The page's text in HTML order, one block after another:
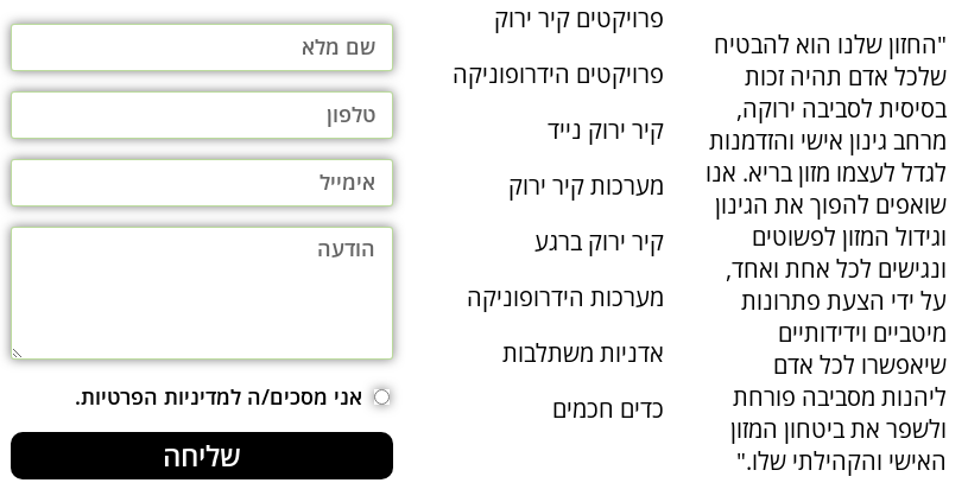
"החזון שלנו הוא להבטיח
שלכל אדם תהיה זכות
בסיסית לסביבה ירוקה,
מרחב גינון אישי והזדמנות
לגדל לעצמו מזון בריא. אנו
שואפים להפוך את הגינון
וגידול המזון לפשוטים
ונגישים לכל אחת ואחד,
על ידי הצעת פתרונות
מיטביים וידידותיים
שיאפשרו לכל אדם
ליהנות מסביבה פורחת
ולשפר את ביטחון המזון
האישי והקהילתי שלו."
פרויקטים קיר ירוק
פרויקטים הידרופוניקה
קיר ירוק נייד
מערכות קיר ירוק
קיר ירוק ברגע
מערכות הידרופוניקה
אדניות משתלבות
כדים חכמים
אני מסכים/ה למדיניות הפרטיות.
שליחה